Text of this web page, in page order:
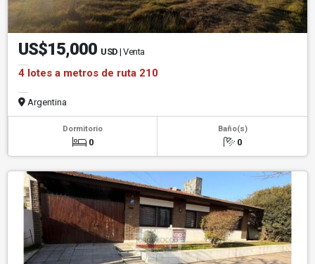
US$15,000 USD | Venta
4 lotes a metros de ruta 210
Argentina
Dormitorio
0
Baño(s)
0